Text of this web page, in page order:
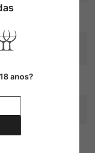
palha com reflexos
13,0%
meses em barricas de
corpo, com ótima
anos?